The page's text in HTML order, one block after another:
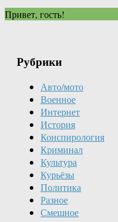
Привет, гость!
Рубрики
Авто/мото
Военное
Интернет
История
Конспирология
Криминал
Культура
Курьёзы
Политика
Разное
Смешное